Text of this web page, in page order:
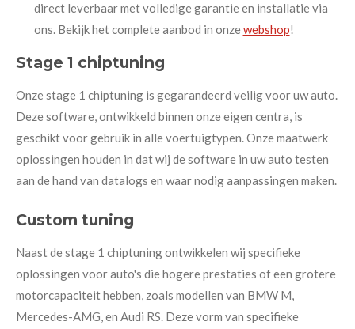
direct leverbaar met volledige garantie en installatie via
ons. Bekijk het complete aanbod in onzewebshop!
Stage 1 chiptuning
Onze stage 1 chiptuning is gegarandeerd veilig voor uw auto.
Deze software, ontwikkeld binnen onze eigen centra, is
geschikt voor gebruik in alle voertuigtypen. Onze maatwerk
oplossingen houden in dat wij de software in uw auto testen
aan de hand van datalogs en waar nodig aanpassingen maken.
Custom tuning
Naast de stage 1 chiptuning ontwikkelen wij specifieke
oplossingen voor auto's die hogere prestaties of een grotere
motorcapaciteit hebben, zoals modellen van BMW M,
Mercedes-AMG, en Audi RS. Deze vorm van specifieke